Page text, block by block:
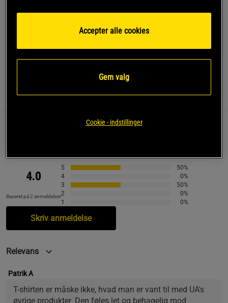
Gratis retur
Anmeldelser(2)
4.0
Baseret på 2 anmeldelser
5
50%
4
0%
3
50%
2
0%
1
0%
Skriv anmeldelse
Relevans
Patrik A
T-shirten er måske ikke, hvad man er vant til med UA's
øvrige produkter. Den føles let og behagelig mod
Accepter alle cookies
Gem valg
Cookie - indstillinger